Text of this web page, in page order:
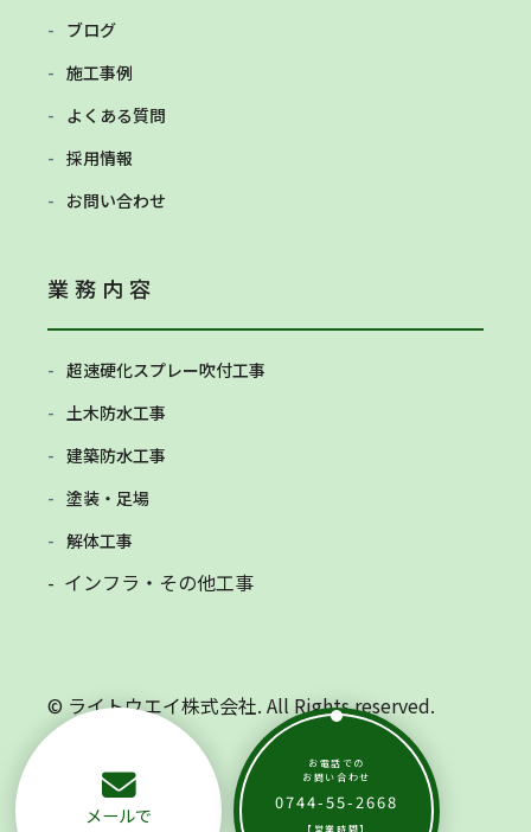
メールで
お電話での
お問い合わせ
0744-55-2668
ブログ
施工事例
よくある質問
採用情報
お問い合わせ
業務内容
超速硬化スプレー吹付工事
土木防水工事
建築防水工事
塗装・足場
解体工事
- インフラ・その他工事
© ライトウエイ株式会社. All Rights reserved.